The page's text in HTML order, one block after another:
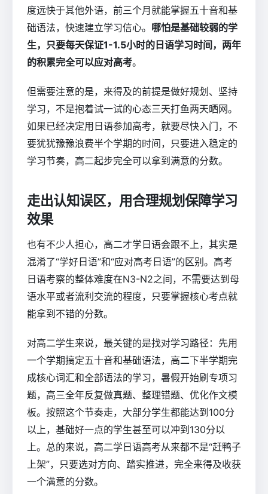
度远快于其他外语，前三个月就能掌握五十音和基
础语法，快速建立学习信心。 哪怕是基础较弱的学
生，只要每天保证1-1.5小时的日语学习时间，两年
的积累完全可以应对高考。
但需要注意的是，来得及的前提是做好规划、坚持
学习，不是抱着试一试的心态三天打鱼两天晒网。
如果已经决定用日语参加高考，就要尽快入门，不
要犹犹豫豫浪费半个学期的时间，只要进入稳定的
学习节奏，高二起步完全可以拿到满意的分数。
走出认知误区，用合理规划保障学习
效果
也有不少人担心，高二才学日语会跟不上，其实是
混淆了“学好日语”和“应对高考日语”的区别。高考
日语考察的整体难度在N3-N2之间，不需要达到母
语水平或者流利交流的程度，只要掌握核心考点就
能拿到不错的分数。
对高二学生来说，最关键的是找对学习路径：先用
一个学期搞定五十音和基础语法，高二下半学期完
成核心词汇和全部语法的学习，暑假开始刷专项习
题，高三全年反复做真题、整理错题、优化作文模
板。按照这个节奏走，大部分学生都能达到100分
以上，基础好一点的学生甚至可以冲到130分以
上。总的来说，高二学日语高考从来都不是“赶鸭子
上架”，只要选对方向、踏实推进，完全来得及收获
一个满意的分数。